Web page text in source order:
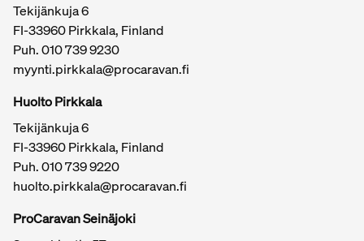
Tekijänkuja 6
FI-33960 Pirkkala, Finland
Puh.010 739 9230
myynti.pirkkala@procaravan.fi
Huolto Pirkkala
Tekijänkuja 6
FI-33960 Pirkkala, Finland
Puh.010 739 9220
huolto.pirkkala@procaravan.fi
ProCaravan Seinäjoki